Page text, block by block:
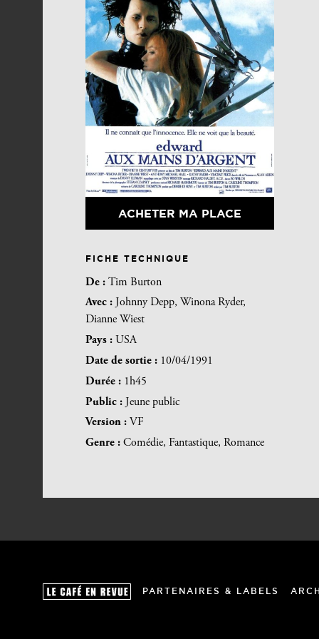
ACHETER MA PLACE
FICHE TECHNIQUE
De : Tim Burton
Avec : Johnny Depp, Winona Ryder,
Dianne Wiest
Pays : USA
Date de sortie : 10/04/1991
Durée : 1h45
Public : Jeune public
Version : VF
Genre : Comédie, Fantastique, Romance
PARTENAIRES & LABELS